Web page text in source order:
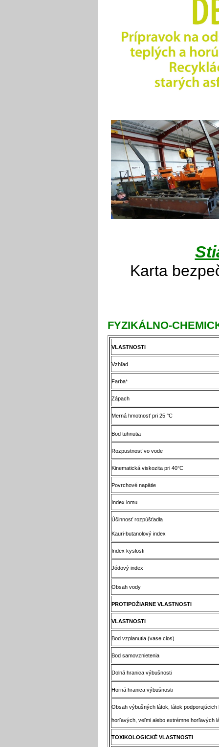
Karta
FYZIKÁLNO-
VLASTNOSTI
Vzhľad
Farba*
Zápach
Merná hmotnosť pri 25 °C
Bod tuhnutia
Rozpustnosť vo vode
Kinematická viskozita pri 40°C
Povrchové napätie
Index lomu
Účinnosť rozpúšťadla
Kauri-butanolový index
Index kyslosti
Jódový index
Obsah vody
PROTIPOŽIARNE VLASTNOSTI
VLASTNOSTI
Bod vzplanutia (vase clos)
Bod samovznietenia
Dolná hranica výbušnosti
Horná hranica výbušnosti
Obsah výbušných látok, látok podporujúcich
horľavých, veľmi alebo extrémne horľavých
TOXIKOLOGICKÉ VLASTNOSTI